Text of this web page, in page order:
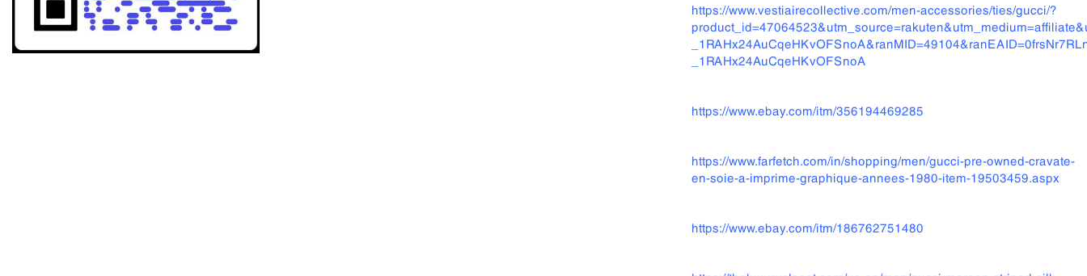
https://www.vestiairecollective.com/men-accessories/ties/gucci/?
_1RAHx24AuCqeHKvOFSnoA
https://www.ebay.com/itm/356194469285
https://www.farfetch.com/in/shopping/men/gucci-pre-owned-cravate-
en-soie-a-imprime-graphique-annees-1980-item-19503459.aspx
https://www.ebay.com/itm/186762751480